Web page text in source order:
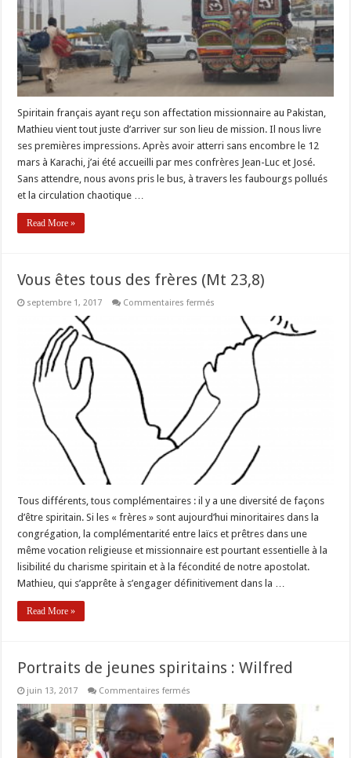
Spiritain français ayant reçu son affectation missionnaire au Pakistan,
Mathieu vient tout juste d’arriver sur son lieu de mission. Il nous livre
ses premières impressions. Après avoir atterri sans encombre le 12
mars à Karachi, j’ai été accueilli par mes confrères Jean-Luc et José.
Sans attendre, nous avons pris le bus, à travers les faubourgs pollués
et la circulation chaotique …
Read More »
Vous êtes tous des frères (Mt 23,8)
septembre 1, 2017 Commentaires fermés
frères
(Mt
23,8)
Tous différents, tous complémentaires : il y a une diversité de façons
d’être spiritain. Si les « frères » sont aujourd’hui minoritaires dans la
congrégation, la complémentarité entre laïcs et prêtres dans une
même vocation religieuse et missionnaire est pourtant essentielle à la
lisibilité du charisme spiritain et à la fécondité de notre apostolat.
Mathieu, qui s’apprête à s’engager définitivement dans la …
Read More »
Portraits de jeunes spiritains : Wilfred
juin 13, 2017 Commentaires fermés
de
jeunes
spiritains
:
Wilfred